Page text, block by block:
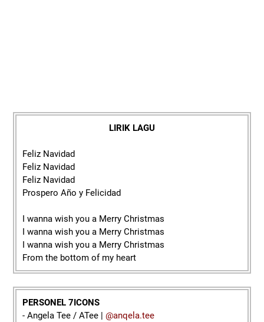
LIRIK LAGU
Feliz Navidad
Feliz Navidad
Feliz Navidad
Prospero Año y Felicidad
I wanna wish you a Merry Christmas
I wanna wish you a Merry Christmas
I wanna wish you a Merry Christmas
From the bottom of my heart
PERSONEL 7ICONS
- Angela Tee / ATee | @anqela.tee